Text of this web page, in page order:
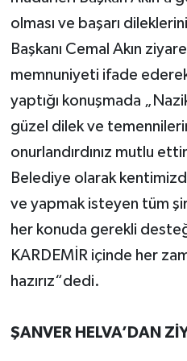
olması ve başarı
Başkanı Cemal Akın
memnuniyeti ifade
yaptığı konuşmada
güzel dilek ve
onurlandırdınız mutlu
Belediye olarak
ve yapmak isteyen tüm
her konuda gerekli
KARDEMİR içinde her
hazırız“dedi.
ŞANVER HELVA’DAN